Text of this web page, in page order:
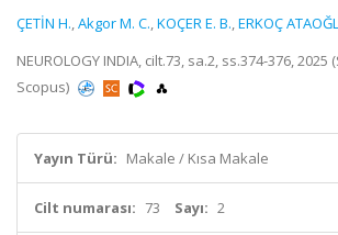
ÇETİN H.,Akgor M. C.,KOÇER E. B.,ERKOÇ
NEUROLOGY INDIA, cilt.73, sa.2, ss.374-376, 2025
Scopus)
Yayın Türü: Makale / Kısa Makale
Cilt numarası: 73 Sayı: 2